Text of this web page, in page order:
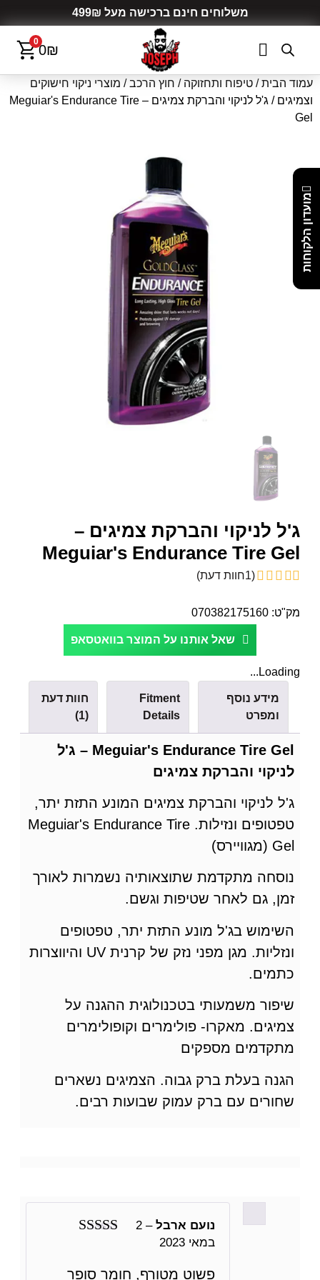
משלוחים חינם ברכישה מעל 499₪
0
0₪
מועדון הלקוחות
עמוד הבית/ טיפוח ותחזוקה / חוץ הרכב/ מוצרי ניקוי חישוקים
וצמיגים
/ ג'ל לניקוי והברקת צמיגים – Meguiar's Endurance Tire
Gel
ג'ל לניקוי והברקת צמיגים –
Meguiar's Endurance Tire Gel
(
1חוות דעת)
מק"ט: 070382175160
שאל אותנו על המוצר בוואטסאפ
Loading...
מידע נוסף
ומפרט
Fitment
Details
חוות דעת
(1)
Meguiar's Endurance Tire Gel – ג'ל
לניקוי והברקת צמיגים
ג'ל לניקוי והברקת צמיגים המונע התזת יתר,
טפטופים ונזילות. Meguiar's Endurance Tire
Gel (מגוויירס)
נוסחה מתקדמת שתוצאותיה נשמרות לאורך
זמן, גם לאחר שטיפות וגשם.
השימוש בג'ל מונע התזת יתר, טפטופים
ונזליות. מגן מפני נזק של קרנית UV והיווצרות
כתמים.
שיפור משמעותי בטכנולוגית ההגנה על
צמיגים. מאקרו- פולימרים וקופולימרים
מתקדמים מספקים
הגנה בעלת ברק גבוה. הצמיגים נשארים
שחורים עם ברק עמוק שבועות רבים.
נועם ארבל–
2
במאי 2023
פשוט מטורף, חומר סופר